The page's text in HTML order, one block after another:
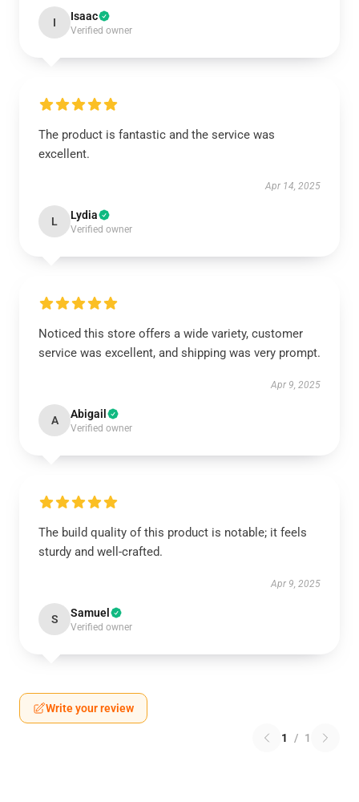
I Isaac
Verified owner
The product is fantastic and the service was
excellent.
Apr 14, 2025
L Lydia
Verified owner
Noticed this store offers a wide variety, customer
service was excellent, and shipping was very prompt.
Apr 9, 2025
A Abigail
Verified owner
The build quality of this product is notable; it feels
sturdy and well-crafted.
Apr 9, 2025
S Samuel
Verified owner
Write your review
1 / 1